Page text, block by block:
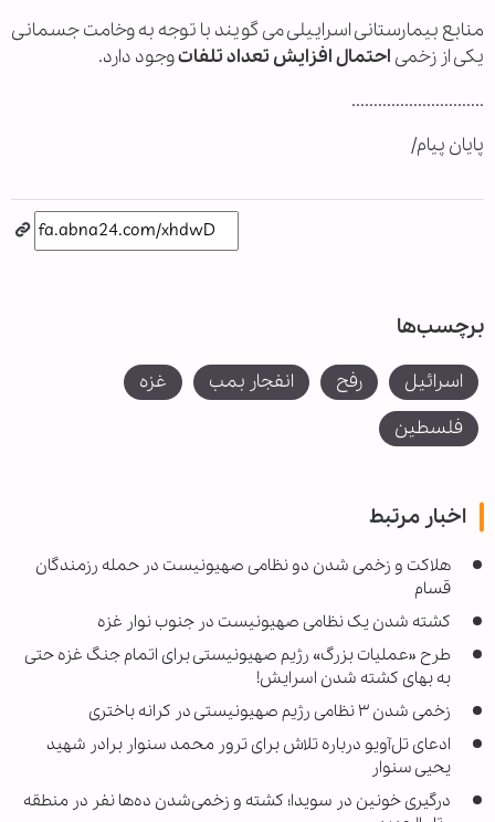
منابع بیمارستانی اسراییلی می گویند با توجه به وخامت جسمانی
یکی از زخمی احتمال افزایش تعداد تلفاتوجود دارد.
..............................
پایان پیام/
برچسب‌ها
اسرائیل رفح انفجار بمب
غزه
فلسطین
اخبار مرتبط
هلاکت و زخمی شدن دو نظامی صهیونیست در حمله رزمندگان
قسام
کشته شدن یک نظامی صهیونیست در جنوب نوار غزه
طرح «عملیات بزرگ» رژیم صهیونیستی برای اتمام جنگ غزه حتی
به بهای کشته شدن اسرایش!
زخمی شدن ۳ نظامی رژیم صهیونیستی در کرانه باختری
ادعای تل‌آویو درباره تلاش برای ترور محمد سنوار برادر شهید
یحیی سنوار
درگیری خونین در سویدا؛ کشته و زخمی‌شدن ده‌ها نفر در منطقه